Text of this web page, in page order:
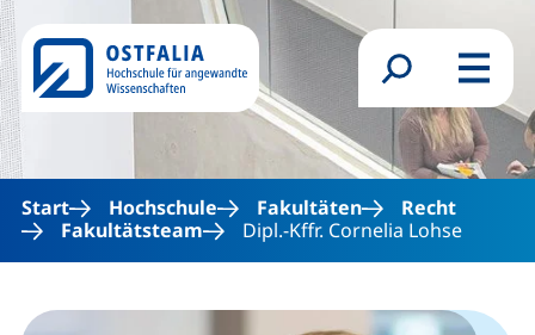
Direkt zum Inhalt
Suchformular
Menü
Start Hochschule Fakultäten
Recht
Fakultätsteam
Dipl.-Kffr. Cornelia Lohse